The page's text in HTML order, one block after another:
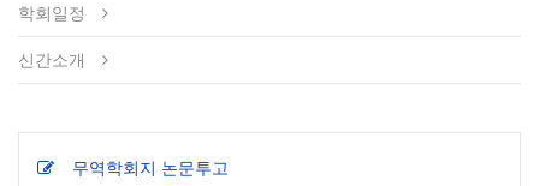
학회일정
신간소개
무역학회지 논문투고